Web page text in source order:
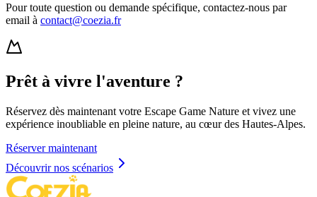
Pour toute question ou demande spécifique, contactez-nous par
email à contact@coezia.fr
Prêt à vivre l'aventure ?
Réservez dès maintenant votre Escape Game Nature et vivez une
expérience inoubliable en pleine nature, au cœur des Hautes-Alpes.
Réserver maintenant
Découvrir nos scénarios